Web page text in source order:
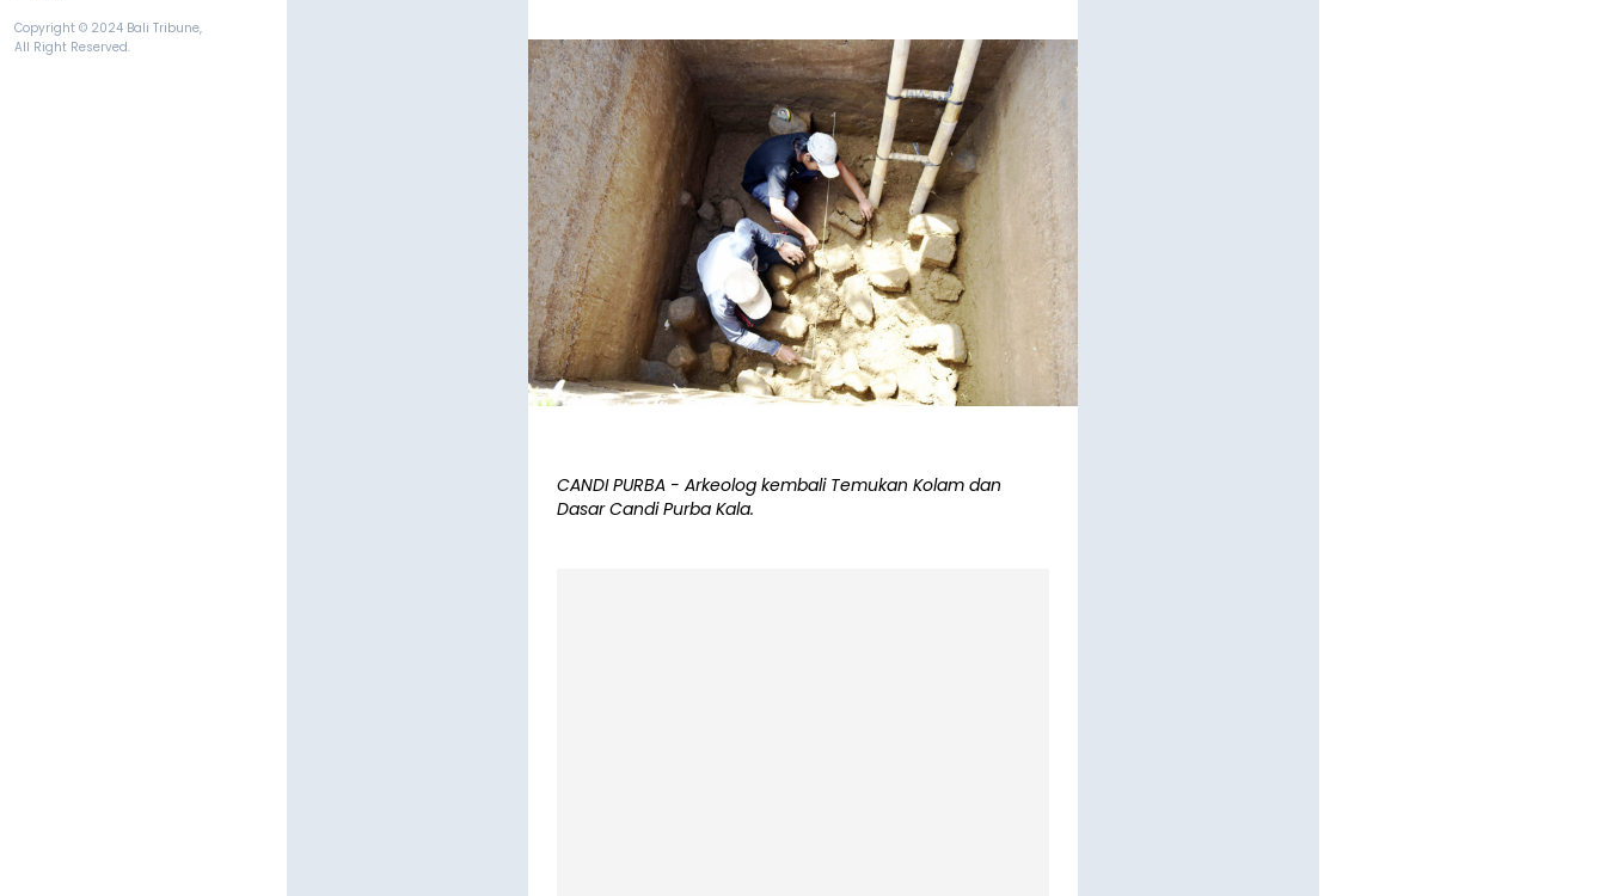
Copyright © 2024 Bali Tribune,
All Right Reserved.
CANDI PURBA - Arkeolog kembali Temukan Kolam dan
Dasar Candi Purba Kala.